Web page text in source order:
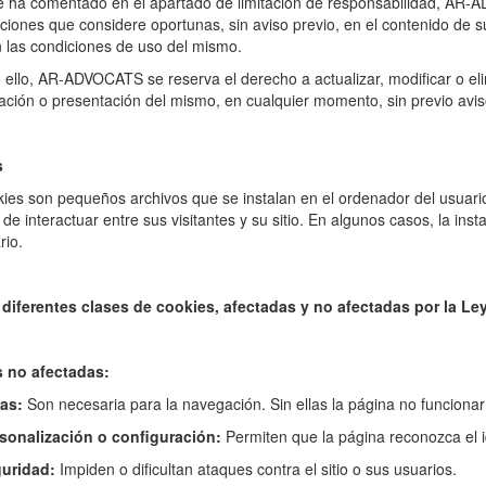
que considere oportunas, sin aviso previo, en el contenido de
las condiciones de uso del mismo.
AR-ADVOCATS se reserva el derecho a actualizar, modificar o
o presentación del mismo, en cualquier momento, sin previo
son pequeños archivos que se instalan en el ordenador del
interactuar entre sus visitantes y su sitio. En algunos casos, la
clases de cookies, afectadas y no afectadas por la
no afectadas:
Son necesaria para la navegación. Sin ellas la página no
o configuración: Permiten que la página reconozca
Impiden o dificultan ataques contra el sitio o sus usuarios.